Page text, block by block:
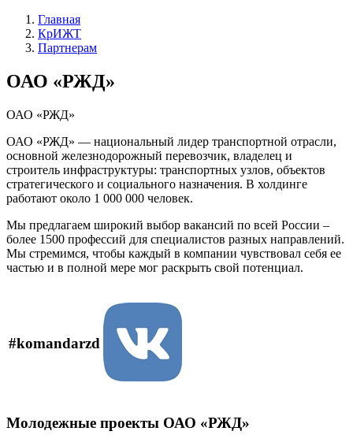
Главная
КрИЖТ
Партнерам
ОАО «РЖД»
ОАО «РЖД»
ОАО «РЖД» — национальный лидер транспортной отрасли,
основной железнодорожный перевозчик, владелец и
строитель инфраструктуры: транспортных узлов, объектов
стратегического и социального назначения. В холдинге
работают около 1 000 000 человек.
Мы предлагаем широкий выбор вакансий по всей России –
более 1500 профессий для специалистов разных направлений.
Мы стремимся, чтобы каждый в компании чувствовал себя ее
частью и в полной мере мог раскрыть свой потенциал.
#komandarzd
Молодежные проекты ОАО «РЖД»